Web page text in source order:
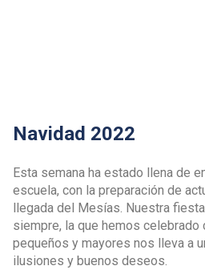
Navidad 2022
Esta semana ha estado llena de
escuela, con la preparación de
llegada del Mesías. Nuestra
siempre, la que hemos celebrado
pequeños y mayores nos lleva a
ilusiones y buenos deseos.